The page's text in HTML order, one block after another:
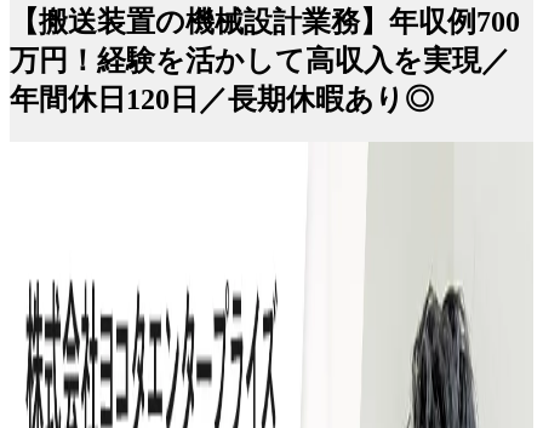
【搬送装置の機械設計業務】年収例700
万円！経験を活かして高収入を実現／
年間休日120日／長期休暇あり◎